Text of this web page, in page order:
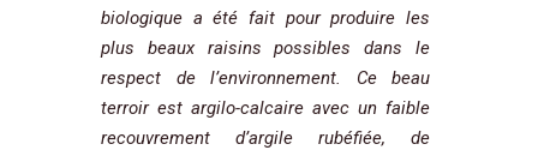
biologique a été fait pour produire les
plus beaux raisins possibles dans le
respect de l’environnement. Ce beau
terroir est argilo-calcaire avec un faible
recouvrement d’argile rubéfiée, de